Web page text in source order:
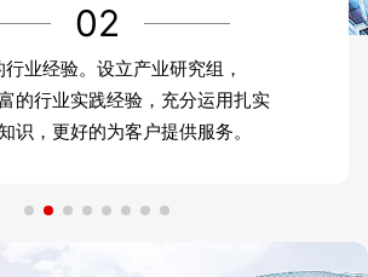
02
业经验。设立产业研究组，
的行业实践经验，充分运用扎实
识，更好的为客户提供服务。